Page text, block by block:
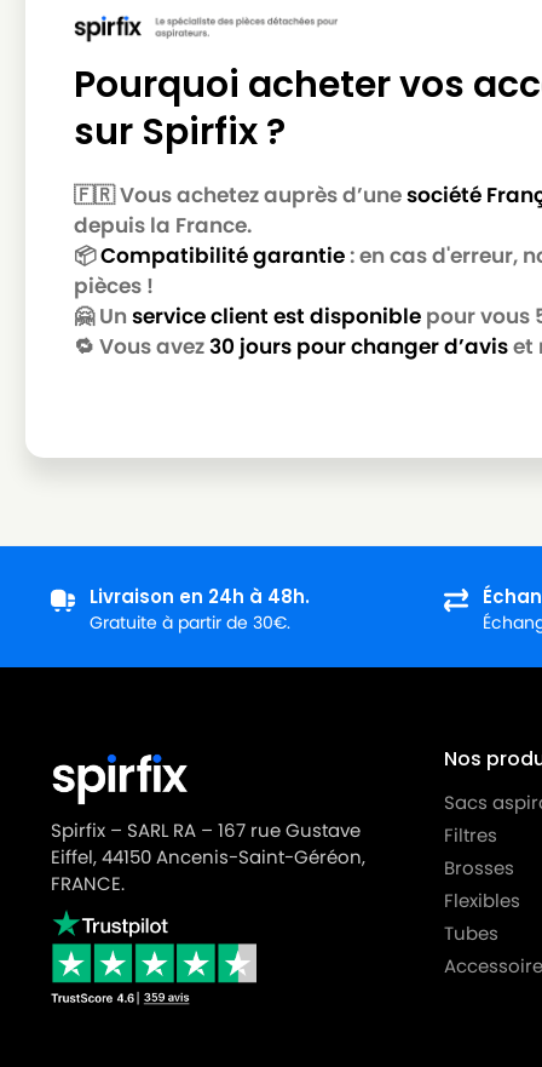
LG-GOLDSTAR
LG-GOLDSTAR TB 39
LG-GOLDSTAR
LG-GOLDSTAR
LG-GOLDSTAR TURBO 2900
LG-GOLDSTAR
LG-GOLDSTAR
LG-GOLDSTAR
LG-GOLDSTAR TURBO 33 GS
LG-GOLDSTAR
LG-GOLDSTAR TURBO TB 33
LG-GOLDSTAR
LG-GOLDSTAR TURBO V 3310
LG-GOLDSTAR
LG-GOLDSTAR TURBO X
LG-GOLDSTAR
LG-GOLDSTAR ULTRA PULSE
LG-GOLDSTAR
LG-GOLDSTAR V 2700
LG-GOLDSTAR
LG-GOLDSTAR V 2700 à V
Pourquoi acheter vos
sur Spirfix ?
🇫🇷 Vous achetez auprès d’unesociété
depuis la France.
📦Compatibilité garantie: en cas d'erreur,
pièces !
🤗 Un service client est disponible pour vous
🔁 Vous avez30 jours pour changer d’aviset
Livraison en 24h à 48h.
Gratuite à partir de 30€.
Spirfix – SARL RA – 167 rue Gustave
Eiffel, 44150 Ancenis-Saint-Géréon,
FRANCE.
Nos
Sacs
Filtres
Brosses
Flexibles
Tubes